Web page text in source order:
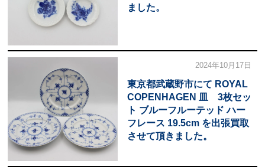
ました。
2024年10月17日
東京都武蔵野市にて ROYAL
COPENHAGEN 皿 3枚セッ
ト ブルーフルーテッド ハー
フレース 19.5cm を出張買取
させて頂きました。